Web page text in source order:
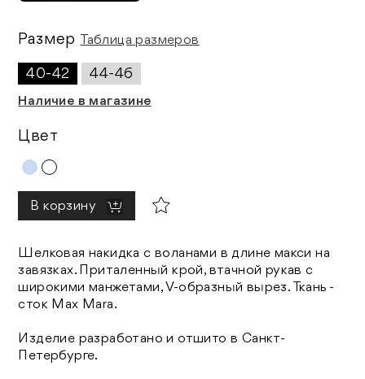
Размер Таблица размеров
40-42 44-46
Наличие в магазине
Цвет
В корзину
Шелковая накидка с воланами в длине макси на
завязках. Приталенный крой, втачной рукав с
широкими манжетами, V-образный вырез. Ткань -
сток Max Mara.
Изделие разработано и отшито в Санкт-
Петербурге.